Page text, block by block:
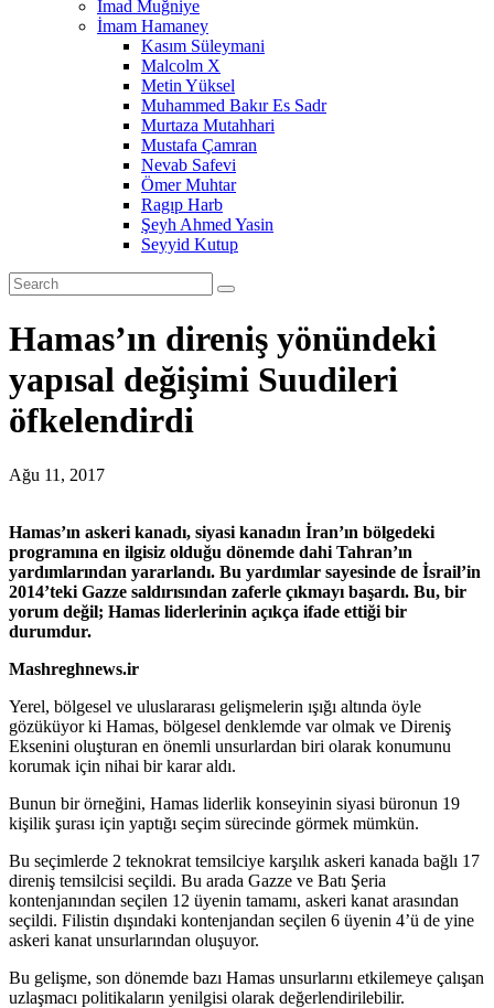
İmad Muğniye
İmam Hamaney
Kasım Süleymani
Malcolm X
Metin Yüksel
Muhammed Bakır Es Sadr
Murtaza Mutahhari
Mustafa Çamran
Nevab Safevi
Ömer Muhtar
Ragıp Harb
Şeyh Ahmed Yasin
Seyyid Kutup
Hamas’ın direniş yönündeki
yapısal değişimi Suudileri
öfkelendirdi
Ağu 11, 2017
Hamas’ın askeri kanadı, siyasi kanadın İran’ın bölgedeki
programına en ilgisiz olduğu dönemde dahi Tahran’ın
yardımlarından yararlandı. Bu yardımlar sayesinde de İsrail’in
2014’teki Gazze saldırısından zaferle çıkmayı başardı. Bu, bir
yorum değil; Hamas liderlerinin açıkça ifade ettiği bir
durumdur.
Mashreghnews.ir
Yerel, bölgesel ve uluslararası gelişmelerin ışığı altında öyle
gözüküyor ki Hamas, bölgesel denklemde var olmak ve Direniş
Eksenini oluşturan en önemli unsurlardan biri olarak konumunu
korumak için nihai bir karar aldı.
Bunun bir örneğini, Hamas liderlik konseyinin siyasi büronun 19
kişilik şurası için yaptığı seçim sürecinde görmek mümkün.
Bu seçimlerde 2 teknokrat temsilciye karşılık askeri kanada bağlı 17
direniş temsilcisi seçildi. Bu arada Gazze ve Batı Şeria
kontenjanından seçilen 12 üyenin tamamı, askeri kanat arasından
seçildi. Filistin dışındaki kontenjandan seçilen 6 üyenin 4’ü de yine
askeri kanat unsurlarından oluşuyor.
Bu gelişme, son dönemde bazı Hamas unsurlarını etkilemeye çalışan
uzlaşmacı politikaların yenilgisi olarak değerlendirilebilir.